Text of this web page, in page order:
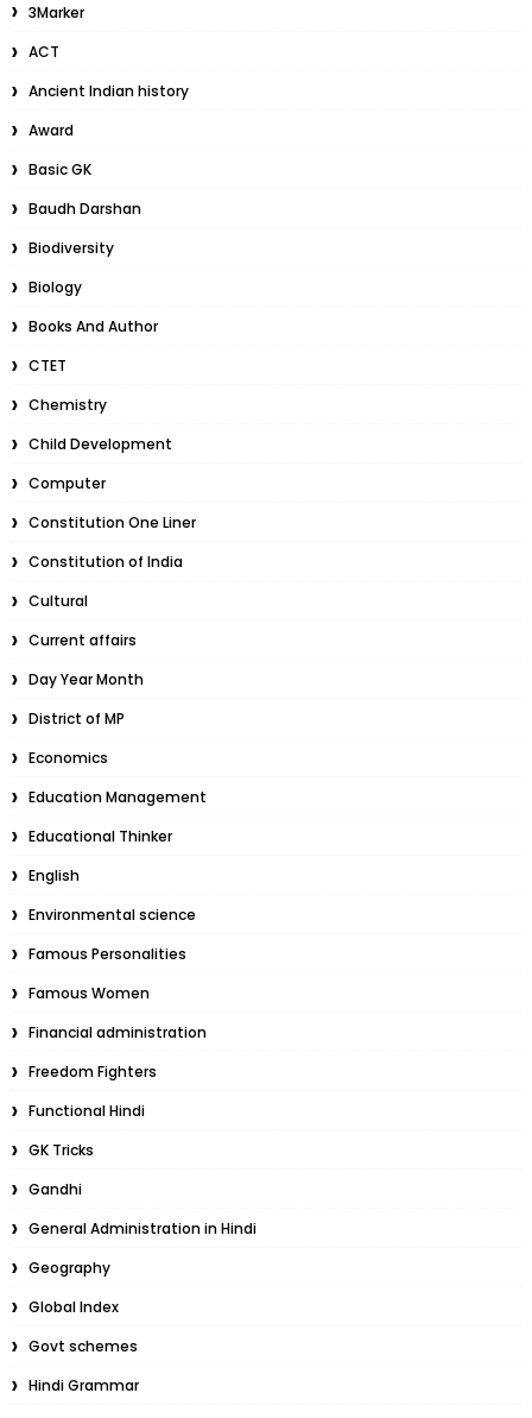
3Marker
ACT
Ancient Indian history
Award
Basic GK
Baudh Darshan
Biodiversity
Biology
Books And Author
CTET
Chemistry
Child Development
Computer
Constitution One Liner
Constitution of India
Cultural
Current affairs
Day Year Month
District of MP
Economics
Education Management
Educational Thinker
English
Environmental science
Famous Personalities
Famous Women
Financial administration
Freedom Fighters
Functional Hindi
GK Tricks
Gandhi
General Administration in Hindi
Geography
Global Index
Govt schemes
Hindi Grammar